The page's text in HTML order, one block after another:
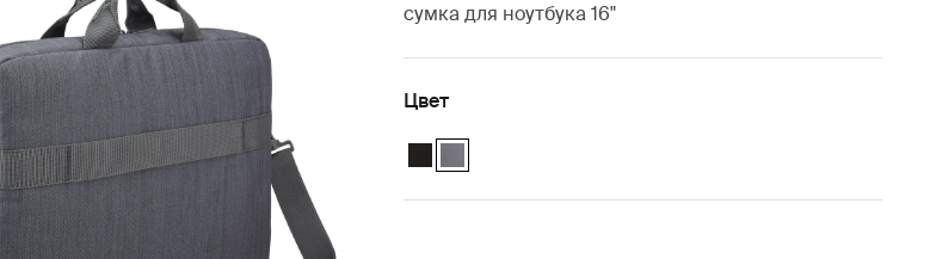
сумка для ноутбука 16"
Цвет
Case Logic Huxton 16" Laptop Attaché Чёрный
Case Logic Huxton 16" Laptop Attaché Графит (selected)